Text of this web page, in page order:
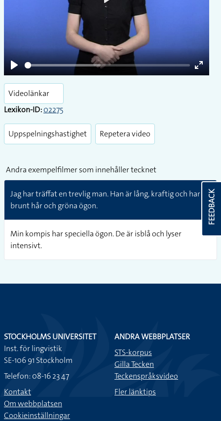
Play
Enter
Play
Videolänkar
Lexikon-ID:02275
Uppspelningshastighet Repetera video
Andra exempelfilmer som innehåller tecknet
Jag har träffat en trevlig man. Han är lång, kraftig och har
brunt hår och gröna ögon.
Min kompis har speciella ögon. De är isblå och lyser
intensivt.
FEEDBACK
STOCKHOLMS UNIVERSITET
Inst. för lingvistik
SE-106 91 Stockholm
Telefon: 08-16 23 47
Kontakt
Om webbplatsen
Cookieinställningar
ANDRA WEBBPLATSER
STS-korpus
Gilla Tecken
Teckenspråksvideo
Fler länktips